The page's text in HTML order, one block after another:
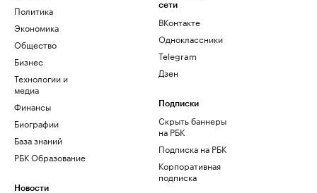
Политика
Экономика
Общество
Бизнес
Технологии и
медиа
Финансы
Биографии
База знаний
РБК Образование
Новости
сети
ВКонтакте
Одноклассники
Telegram
Дзен
Подписки
Скрыть баннеры
на РБК
Подписка на РБК
Корпоративная
подписка